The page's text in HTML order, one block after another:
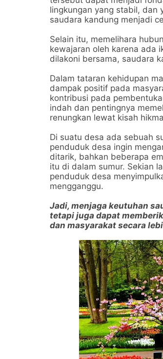
lingkungan yang stabil, dan
saudara kandung menjadi
Selain itu, memelihara
kewajaran oleh karena ada
dilakoni bersama, saudara
Dalam tataran kehidupan
dampak positif pada
kontribusi pada
indah dan pentingnya
renungkan lewat kisah
Di suatu desa ada sebuah
penduduk desa ingin
ditarik, bahkan beberapa
itu di dalam sumur. Sekian
penduduk desa
mengganggu.
Jadi, menjaga keutuhan
tetapi juga dapat
dan masyarakat secara